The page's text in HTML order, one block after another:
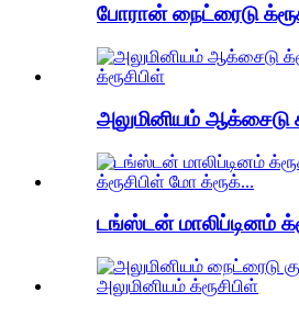
போரான் நைட்ரைடு
அலுமினியம் ஆக்சைடு
டங்ஸ்டன் மாலிப்டினம்